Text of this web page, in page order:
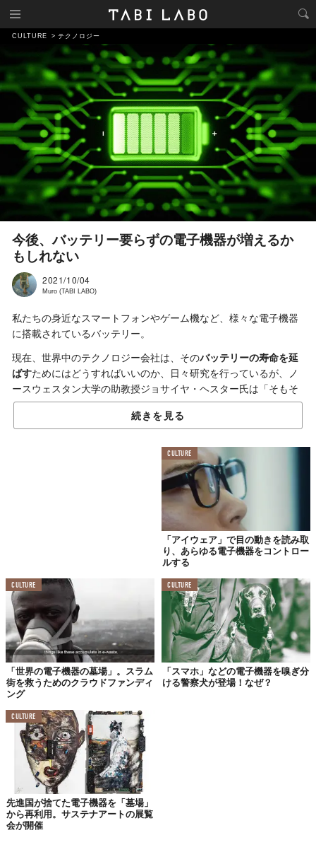
CULTURE テクノロジー
今後、バッテリー要らずの電子機器が増えるか
もしれない
2021/10/04
Muro (TABI LABO)
私たちの身近なスマートフォンやゲーム機など、様々な電子機器
に搭載されているバッテリー。
現在、世界中のテクノロジー会社は、そのバッテリーの寿命を延
ばすためにはどうすればいいのか、日々研究を行っているが、ノ
ースウェスタン大学の助教授ジョサイヤ・ヘスター氏は「そもそ
も、その問いが間違っている」と考えている。
バッテリーはどんなに寿命が伸びても、いつか終わりがあるも
つまり、バッテリーの寿命を伸ばすのでなく、どうすればバッテ
リーなしで電子機器が作動するのか
にフォーカスすべきであると
そこで、ノースウエスタン大学とデルフト工科大学の研究者ら
は、バッテリーなしで作動する電子機器の研究を行っている。
去年には、太陽光発電とボタンを押した時の圧力発電がエネルギ
ー源となる“バッテリー不要のゲームボーイ”を発明したことでも
話題になっていた。
そして同研究チームらはこの度、バッテリー要らずの更なる民主
化を進めるため、誰もが
続きを見る
CULTURE
「アイウェア」で目の動きを読み取
り、あらゆる電子機器をコントロー
ルする
CULTURE
「世界の電子機器の墓場」。スラム
街を救うためのクラウドファンディ
ング
CULTURE
「スマホ」などの電子機器を嗅ぎ分
ける警察犬が登場！なぜ？
CULTURE
先進国が捨てた電子機器を「墓場」
から再利用。サステナアートの展覧
会が開催